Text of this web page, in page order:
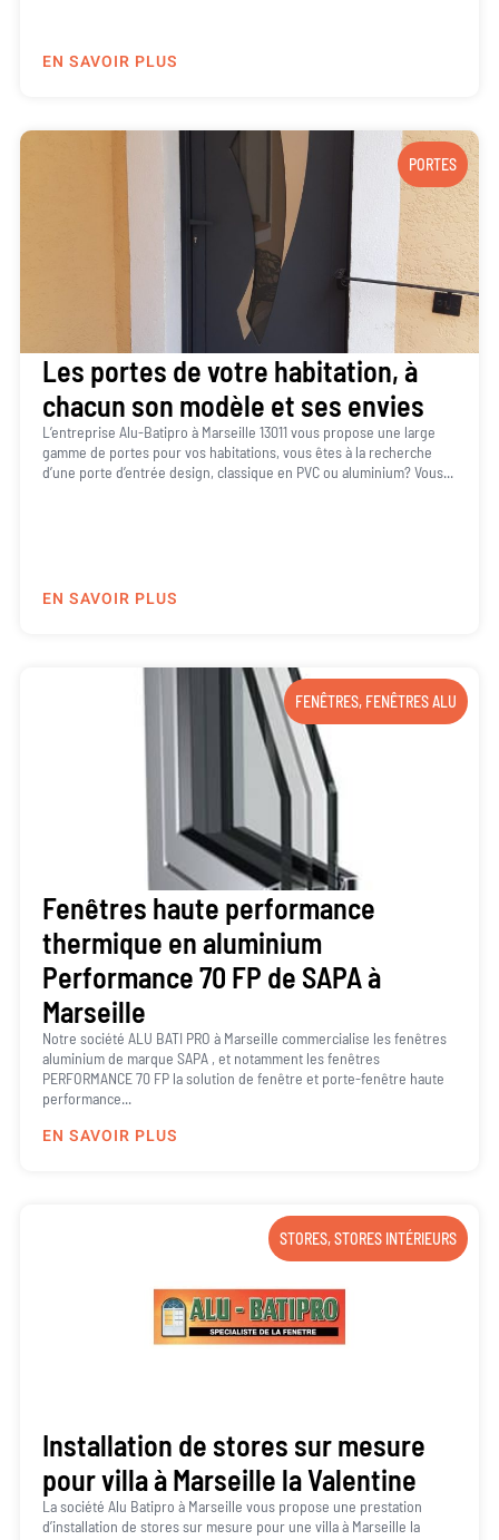
EN SAVOIR PLUS
PORTES
Les portes de votre habitation, à
chacun son modèle et ses envies
L’entreprise Alu-Batipro à Marseille 13011 vous propose une large
gamme de portes pour vos habitations, vous êtes à la recherche
d’une porte d’entrée design, classique en PVC ou aluminium? Vous...
EN SAVOIR PLUS
FENÊTRES, FENÊTRES ALU
Fenêtres haute performance
thermique en aluminium
Performance 70 FP de SAPA à
Marseille
Notre société ALU BATI PRO à Marseille commercialise les fenêtres
aluminium de marque SAPA , et notamment les fenêtres
PERFORMANCE 70 FP la solution de fenêtre et porte-fenêtre haute
performance...
EN SAVOIR PLUS
STORES,STORES INTÉRIEURS
Installation de stores sur mesure
pour villa à Marseille la Valentine
La société Alu Batipro à Marseille vous propose une prestation
d’installation de stores sur mesure pour une villa à Marseille la